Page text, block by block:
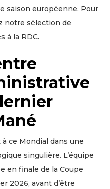
saison européenne. Pour
notre sélection de
à la RDC.
ce Mondial dans une
singulière. L’équipe
en finale de la Coupe
2026, avant d’être